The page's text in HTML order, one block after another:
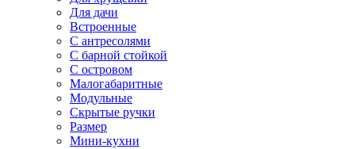
Для дачи
Встроенные
С антресолями
С барной стойкой
С островом
Малогабаритные
Модульные
Скрытые ручки
Размер
Мини-кухни